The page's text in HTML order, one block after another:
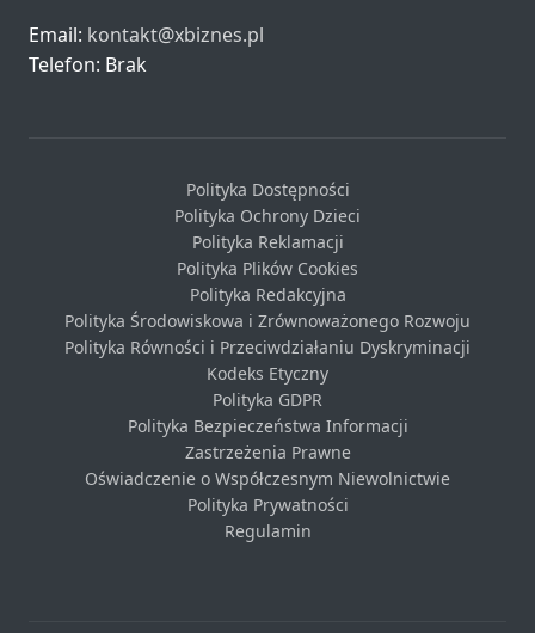
Email: kontakt@xbiznes.pl
Telefon: Brak
Polityka Dostępności
Polityka Ochrony Dzieci
Polityka Reklamacji
Polityka Plików Cookies
Polityka Redakcyjna
Polityka Środowiskowa i Zrównoważonego Rozwoju
Polityka Równości i Przeciwdziałaniu Dyskryminacji
Kodeks Etyczny
Polityka GDPR
Polityka Bezpieczeństwa Informacji
Zastrzeżenia Prawne
Oświadczenie o Współczesnym Niewolnictwie
Polityka Prywatności
Regulamin